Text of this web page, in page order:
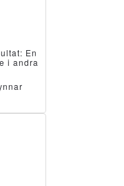
En
i andra